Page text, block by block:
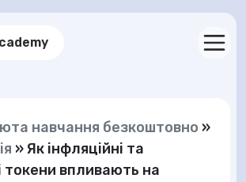
навчання безкоштовно »
»Як інфляційні та
токени впливають на